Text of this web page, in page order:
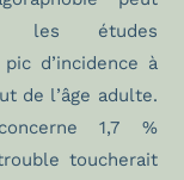
les études
d’incidence à
de l’âge adulte.
1,7 %
toucherait